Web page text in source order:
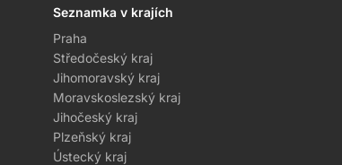
Seznamka v krajích
Praha
Středočeský kraj
Jihomoravský kraj
Moravskoslezský kraj
Jihočeský kraj
Plzeňský kraj
Ústecký kraj